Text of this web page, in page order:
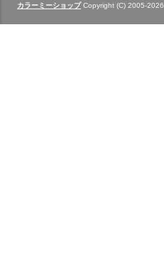
カラーミーショップCopyright (C) 2005-2026